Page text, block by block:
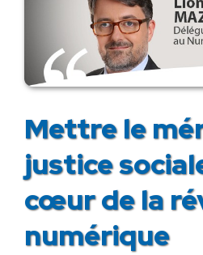
Mettre le
justice
cœur de la
numérique